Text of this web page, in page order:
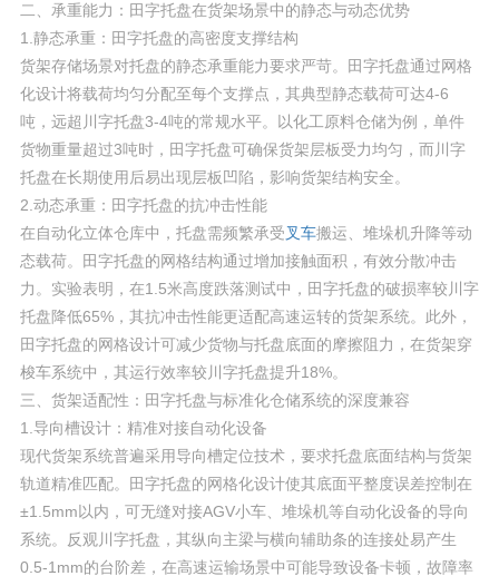
二、承重能力：田字托盘在货架场景中的静态与动态优势
1.静态承重：田字托盘的高密度支撑结构
货架存储场景对托盘的静态承重能力要求严苛。田字托盘通过网格
化设计将载荷均匀分配至每个支撑点，其典型静态载荷可达4-6
吨，远超川字托盘3-4吨的常规水平。以化工原料仓储为例，单件
货物重量超过3吨时，田字托盘可确保货架层板受力均匀，而川字
托盘在长期使用后易出现层板凹陷，影响货架结构安全。
2.动态承重：田字托盘的抗冲击性能
在自动化立体仓库中，托盘需频繁承受叉车搬运、堆垛机升降等动
态载荷。田字托盘的网格结构通过增加接触面积，有效分散冲击
力。实验表明，在1.5米高度跌落测试中，田字托盘的破损率较川字
托盘降低65%，其抗冲击性能更适配高速运转的货架系统。此外，
田字托盘的网格设计可减少货物与托盘底面的摩擦阻力，在货架穿
梭车系统中，其运行效率较川字托盘提升18%。
三、货架适配性：田字托盘与标准化仓储系统的深度兼容
1.导向槽设计：精准对接自动化设备
现代货架系统普遍采用导向槽定位技术，要求托盘底面结构与货架
轨道精准匹配。田字托盘的网格化设计使其底面平整度误差控制在
±1.5mm以内，可无缝对接AGV小车、堆垛机等自动化设备的导向
系统。反观川字托盘，其纵向主梁与横向辅助条的连接处易产生
0.5-1mm的台阶差，在高速运输场景中可能导致设备卡顿，故障率